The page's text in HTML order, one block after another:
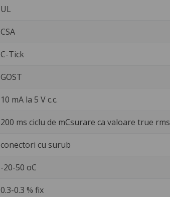
UL
CSA
C-Tick
GOST
10 mA la 5 V c.c.
200 ms ciclu de mCsurare ca valoare true rms
conectori cu surub
-20-50 oC
0.3-0.3 % fix